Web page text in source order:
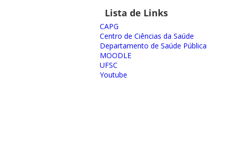
Lista de Links
CAPG
Centro de Ciências da Saúde
Departamento de Saúde Pública
MOODLE
UFSC
Youtube